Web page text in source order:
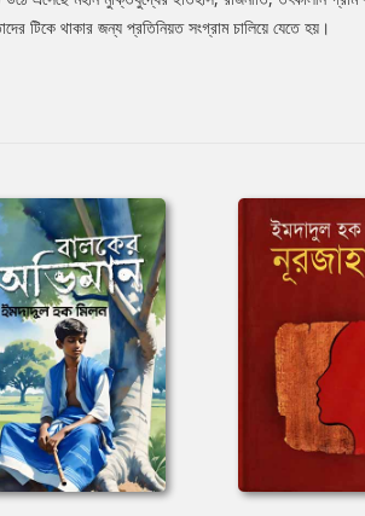
টিকে থাকার জন্য প্রতিনিয়ত সংগ্রাম চালিয়ে যেতে হয়।